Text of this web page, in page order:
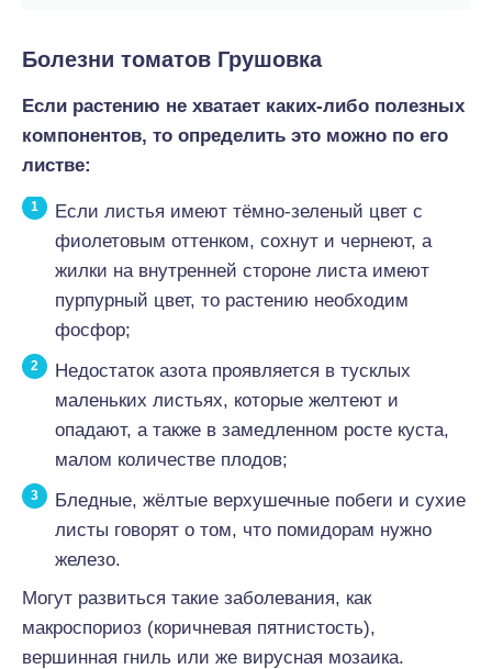
Болезни томатов Грушовка
Если растению не хватает каких-либо полезных
компонентов, то определить это можно по его
листве:
Если листья имеют тёмно-зеленый цвет с
фиолетовым оттенком, сохнут и чернеют, а
жилки на внутренней стороне листа имеют
пурпурный цвет, то растению необходим
фосфор;
Недостаток азота проявляется в тусклых
маленьких листьях, которые желтеют и
опадают, а также в замедленном росте куста,
малом количестве плодов;
Бледные, жёлтые верхушечные побеги и сухие
листы говорят о том, что помидорам нужно
железо.
Могут развиться такие заболевания, как
макроспориоз (коричневая пятнистость),
вершинная гниль или же вирусная мозаика.